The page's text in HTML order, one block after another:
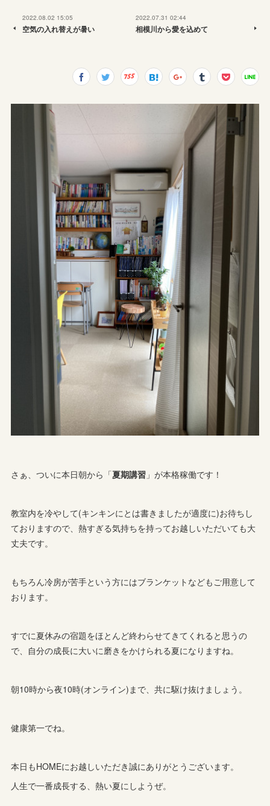
2022.08.02 15:05
空気の入れ替えが暑い
2022.07.31 02:44
相模川から愛を込めて
さぁ、ついに本日朝から「夏期講習 」が本格稼働です！
教室内を冷やして(キンキンにとは書きましたが適度に)お待ちし
ておりますので、熱すぎる気持ちを持ってお越しいただいても大
丈夫です。
もちろん冷房が苦手という方にはブランケットなどもご用意して
おります。
すでに夏休みの宿題をほとんど終わらせてきてくれると思うの
で、自分の成長に大いに磨きをかけられる夏になりますね。
朝10時から夜10時(オンライン)まで、共に駆け抜けましょう。
健康第一でね。
本日もHOMEにお越しいただき誠にありがとうございます。
人生で一番成長する、熱い夏にしようぜ。